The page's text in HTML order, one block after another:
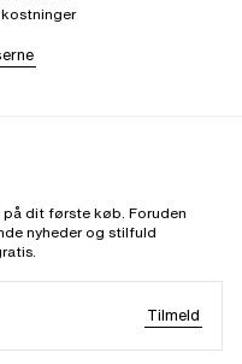
dit første køb. Foruden
nyheder og stilfuld
Tilmeld